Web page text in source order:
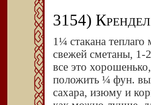
3154)
1¼ стакана
свежей сметаны,
все это
положить ¼ фун.
сахара, изюму и